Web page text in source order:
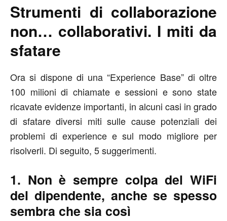
Strumenti di collaborazione
non… collaborativi. I miti da
sfatare
Ora si dispone di una “Experience Base” di oltre
100 milioni di chiamate e sessioni e sono state
ricavate evidenze importanti, in alcuni casi in grado
di sfatare diversi miti sulle cause potenziali dei
problemi di experience e sul modo migliore per
risolverli. Di seguito, 5 suggerimenti.
1. Non è sempre colpa del WiFi
del dipendente, anche se spesso
sembra che sia così